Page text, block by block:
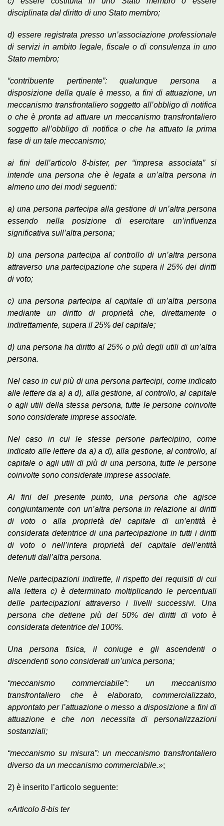
disciplinata dal diritto di uno Stato membro;
d) essere registrata presso un’associazione professionale
di servizi in ambito legale, fiscale o di consulenza in uno
Stato membro;
“contribuente pertinente”: qualunque persona a
disposizione della quale è messo, a fini di attuazione, un
meccanismo transfrontaliero soggetto all’obbligo di notifica
o che è pronta ad attuare un meccanismo transfrontaliero
soggetto all’obbligo di notifica o che ha attuato la prima
fase di un tale meccanismo;
ai fini dell’articolo 8-bister, per “impresa associata” si
intende una persona che è legata a un’altra persona in
almeno uno dei modi seguenti:
a) una persona partecipa alla gestione di un’altra persona
essendo nella posizione di esercitare un’influenza
significativa sull’altra persona;
b) una persona partecipa al controllo di un’altra persona
attraverso una partecipazione che supera il 25% dei diritti
di voto;
c) una persona partecipa al capitale di un’altra persona
mediante un diritto di proprietà che, direttamente o
indirettamente, supera il 25% del capitale;
d) una persona ha diritto al 25% o più degli utili di un’altra
persona.
Nel caso in cui più di una persona partecipi, come indicato
alle lettere da a) a d), alla gestione, al controllo, al capitale
o agli utili della stessa persona, tutte le persone coinvolte
sono considerate imprese associate.
Nel caso in cui le stesse persone partecipino, come
indicato alle lettere da a) a d), alla gestione, al controllo, al
capitale o agli utili di più di una persona, tutte le persone
coinvolte sono considerate imprese associate.
Ai fini del presente punto, una persona che agisce
congiuntamente con un’altra persona in relazione ai diritti
di voto o alla proprietà del capitale di un’entità è
considerata detentrice di una partecipazione in tutti i diritti
di voto o nell’intera proprietà del capitale dell’entità
detenuti dall’altra persona.
Nelle partecipazioni indirette, il rispetto dei requisiti di cui
alla lettera c) è determinato moltiplicando le percentuali
delle partecipazioni attraverso i livelli successivi. Una
persona che detiene più del 50% dei diritti di voto è
considerata detentrice del 100%.
Una persona fisica, il coniuge e gli ascendenti o
discendenti sono considerati un’unica persona;
“meccanismo commerciabile”: un meccanismo
transfrontaliero che è elaborato, commercializzato,
approntato per l’attuazione o messo a disposizione a fini di
attuazione e che non necessita di personalizzazioni
sostanziali;
“meccanismo su misura”: un meccanismo transfrontaliero
diverso da un meccanismo commerciabile.»;
2) è inserito l’articolo seguente:
«Articolo 8-bis ter